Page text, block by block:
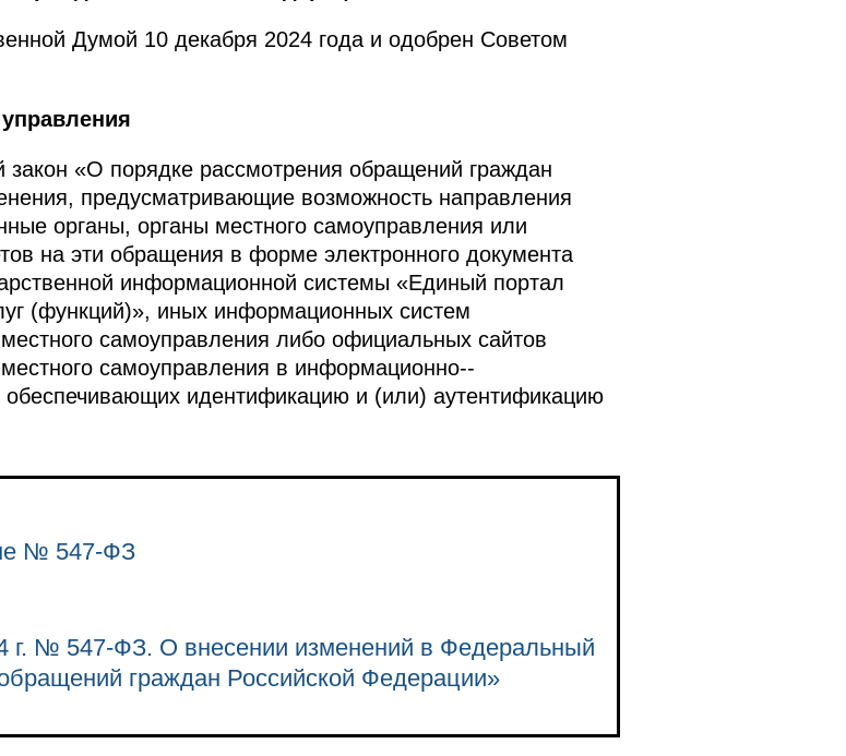
Думой 10 декабря 2024 года и одобрен Советом
«О порядке рассмотрения обращений граждан
предусматривающие возможность направления
органы, органы местного самоуправления или
на эти обращения в форме электронного документа
информационной системы «Единый портал
(функций)», иных информационных систем
самоуправления либо официальных сайтов
местного самоуправления в информационно-­
обеспечивающих идентификацию и (или) аутентификацию
№ 547-ФЗ
г. № 547-ФЗ. О внесении изменений в Федеральный
граждан Российской Федерации»